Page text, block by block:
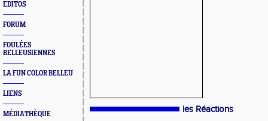
EDITOS
FORUM
FOULÉES
BELLEUSIENNES
LA FUN COLOR BELLEU
LIENS
MÉDIATHÈQUE les Réactions